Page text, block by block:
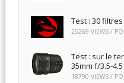
Test : 30
25269 VIEWS /
Test : sur le
35mm f/3.5-4.5
18790 VIEWS /